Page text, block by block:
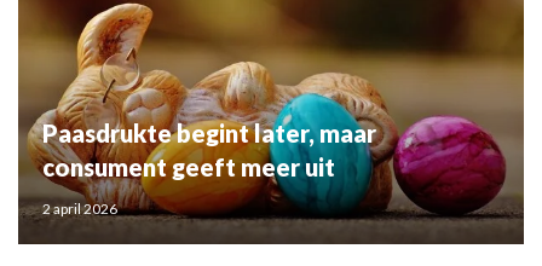
Paasdrukte begint later, maar
consument geeft meer uit
2 april 2026